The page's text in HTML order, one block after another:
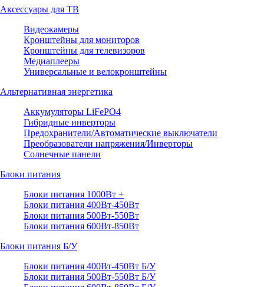
Аксессуары для ТВ
Видеокамеры
Кронштейны для мониторов
Кронштейны для телевизоров
Медиаплееры
Универсальные и велокронштейны
Альтернативная энергетика
Аккумуляторы LiFePO4
Гибридные инверторы
Предохранители/Автоматические выключатели
Преобразователи напряжения/Инверторы
Солнечные панели
Блоки питания
Блоки питания 1000Вт +
Блоки питания 400Вт-450Вт
Блоки питания 500Вт-550Вт
Блоки питания 600Вт-850Вт
Блоки питания Б/У
Блоки питания 400Вт-450Вт Б/У
Блоки питания 500Вт-550Вт Б/У